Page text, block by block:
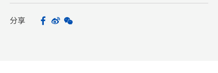
分享 Facebook
Sina Weibo
WeChat